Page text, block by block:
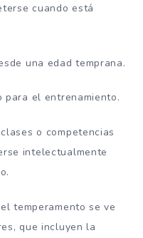
cuando está
una edad temprana.
para el entrenamiento.
o competencias
intelectualmente
temperamento se ve
que incluyen la